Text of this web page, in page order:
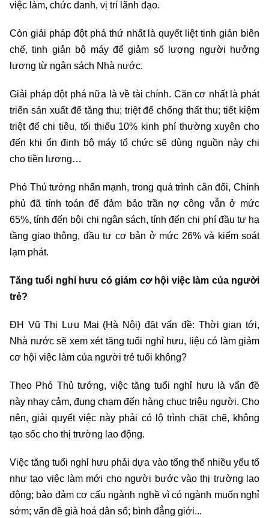
việc làm, chức danh, vị trí lãnh đạo.
Còn giải pháp đột phá thứ nhất là quyết liệt tinh giản biên
chế, tinh giản bộ máy để giảm số lượng người hưởng
lương từ ngân sách Nhà nước.
Giải pháp đột phá nữa là về tài chính. Căn cơ nhất là phát
triển sản xuất để tăng thu; triệt để chống thất thu; tiết kiệm
triệt để chi tiêu, tối thiểu 10% kinh phí thường xuyên cho
đến khi ổn định bộ máy tổ chức sẽ dùng nguồn này chi
cho tiền lương…
Phó Thủ tướng nhấn mạnh, trong quá trình cân đối, Chính
phủ đã tính toán để đảm bảo trần nợ công vẫn ở mức
65%, tính đến bội chi ngân sách, tính đến chi phí đầu tư hạ
tầng giao thông, đầu tư cơ bản ở mức 26% và kiểm soát
lạm phát.
Tăng tuổi nghỉ hưu có giảm cơ hội việc làm của người
trẻ?
ĐH Vũ Thị Lưu Mai (Hà Nội) đặt vấn đề: Thời gian tới,
Nhà nước sẽ xem xét tăng tuổi nghỉ hưu, liệu có làm giảm
cơ hội việc làm của người trẻ tuổi không?
Theo Phó Thủ tướng, việc tăng tuổi nghỉ hưu là vấn đề
này nhạy cảm, đụng chạm đến hàng chục triệu người. Cho
nên, giải quyết việc này phải có lộ trình chặt chẽ, không
tạo sốc cho thị trường lao động.
Việc tăng tuổi nghỉ hưu phải dựa vào tổng thể nhiều yếu tố
như tạo việc làm mới cho người bước vào thị trường lao
động; bảo đảm cơ cấu ngành nghề vì có ngành muốn nghỉ
sớm; vấn đề già hoá dân số; bình đẳng giới...